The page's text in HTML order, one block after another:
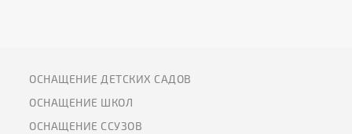
ОСНАЩЕНИЕ ДЕТСКИХ САДОВ
ОСНАЩЕНИЕ ШКОЛ
ОСНАЩЕНИЕ ССУЗОВ